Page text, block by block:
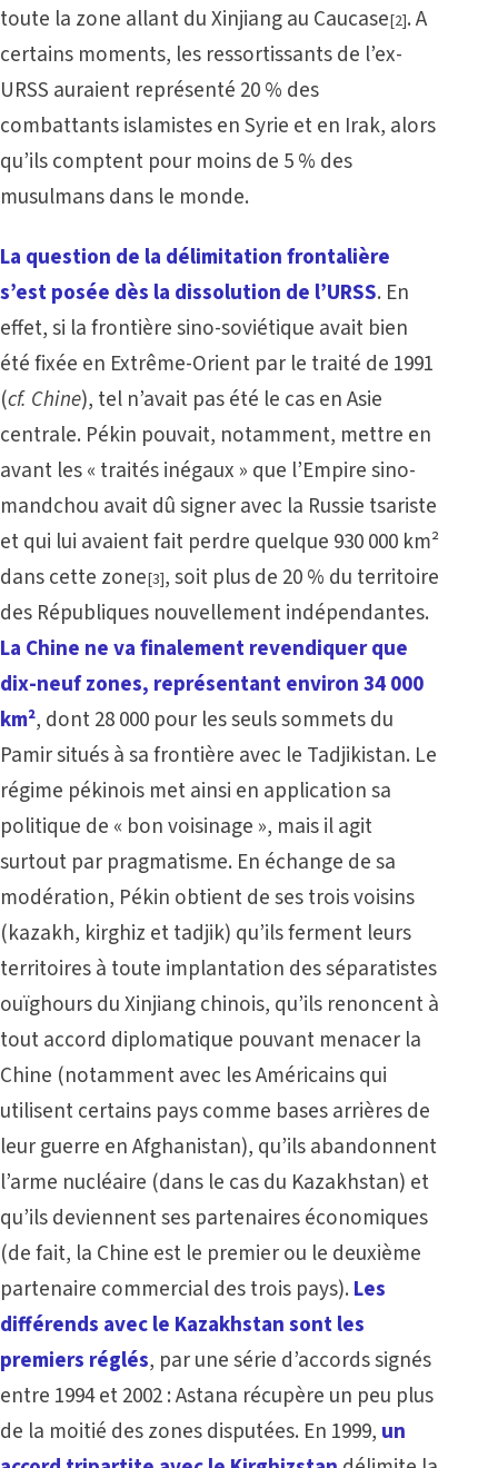
toute la zone allant du Xinjiang au Caucase[2]. A
certains moments, les ressortissants de l’ex-
URSS auraient représenté 20 % des
combattants islamistes en Syrie et en Irak, alors
qu’ils comptent pour moins de 5 % des
musulmans dans le monde.
La question de la délimitation frontalière
s’est posée dès la dissolution de l’URSS. En
effet, si la frontière sino-soviétique avait bien
été fixée en Extrême-Orient par le traité de 1991
(cf. Chine), tel n’avait pas été le cas en Asie
centrale. Pékin pouvait, notamment, mettre en
avant les « traités inégaux » que l’Empire sino-
mandchou avait dû signer avec la Russie tsariste
et qui lui avaient fait perdre quelque 930 000 km²
dans cette zone[3], soit plus de 20 % du territoire
des Républiques nouvellement indépendantes.
La Chine ne va finalement revendiquer que
dix-neuf zones, représentant environ 34 000
km², dont 28 000 pour les seuls sommets du
Pamir situés à sa frontière avec le Tadjikistan. Le
régime pékinois met ainsi en application sa
politique de « bon voisinage », mais il agit
surtout par pragmatisme. En échange de sa
modération, Pékin obtient de ses trois voisins
(kazakh, kirghiz et tadjik) qu’ils ferment leurs
territoires à toute implantation des séparatistes
ouïghours du Xinjiang chinois, qu’ils renoncent à
tout accord diplomatique pouvant menacer la
Chine (notamment avec les Américains qui
utilisent certains pays comme bases arrières de
leur guerre en Afghanistan), qu’ils abandonnent
l’arme nucléaire (dans le cas du Kazakhstan) et
qu’ils deviennent ses partenaires économiques
(de fait, la Chine est le premier ou le deuxième
partenaire commercial des trois pays). Les
différends avec le Kazakhstan sont les
premiers réglés, par une série d’accords signés
entre 1994 et 2002 : Astana récupère un peu plus
de la moitié des zones disputées. En 1999, un